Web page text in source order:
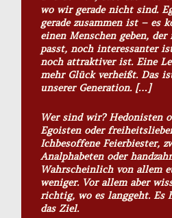
wo wir gerade nicht sind.
gerade zusammen ist – es
einen Menschen geben, der
passt, noch interessanter
noch attraktiver ist. Eine
mehr Glück verheißt. Das
unserer Generation. […]
Wer sind wir? Hedonisten
Egoisten oder
Ichbesoffene Feierbiester,
Analphabeten oder
Wahrscheinlich von allem
weniger. Vor allem aber
richtig, wo es langgeht. Es
das Ziel.